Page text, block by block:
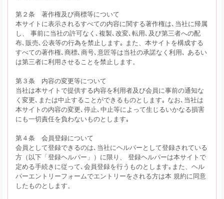
第２条 著作権及び商標等について
本サイトに表示されるすべての内容に関する著作権は､当社に帰属
し、 事前に当社の許可なく､複製､改変､転用､及び第三者への配
布､販売､公表等の行為を禁止します｡ また、本サイトを構成する
すべての著作権､商標､商号､意匠等は当社の承諾なく利用､ あるい
は第三者に利用させることを禁止します。
第３条 内容の変更等について
当社は本サイトで提供する内容を利用者及び会員に事前の通知な
く変更､または中止することができるものとします｡ なお､当社は
本サイトの内容の変更､停止､中止等によって生じるいかなる損害
にも一切責任を負わないものとします｡
第４条 会員登録について
会員として登録できるのは､当社にヘルパーとして登録されている
方（以下「登録ヘルパー」）に限り、 登録ヘルパーは本サイトで
定める手続きに従って､会員登録を行うものとします｡また、ヘル
パーエントリーフォームでエントリーをされる方は本 規約に同意
したものとします。